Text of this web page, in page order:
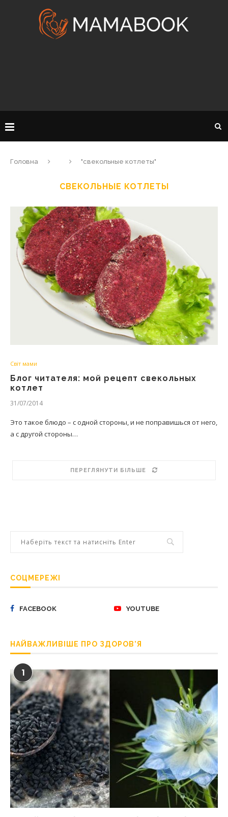
Головна "свекольные котлеты"
СВЕКОЛЬНЫЕ КОТЛЕТЫ
Світ мами
Блог читателя: мой рецепт свекольных
котлет
31/07/2014
Это такое блюдо – с одной стороны, и не поправишься от него,
а с другой стороны…
ПЕРЕГЛЯНУТИ БІЛЬШЕ
СОЦМЕРЕЖІ
FACEBOOK YOUTUBE
НАЙВАЖЛИВІШЕ ПРО ЗДОРОВ’Я
1